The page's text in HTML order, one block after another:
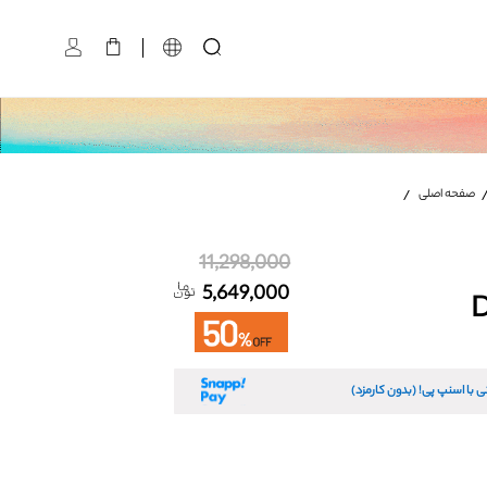
صفحه اصلی
5,649,000
11,298,000
با اسنپ پی! (بدون کارمزد)